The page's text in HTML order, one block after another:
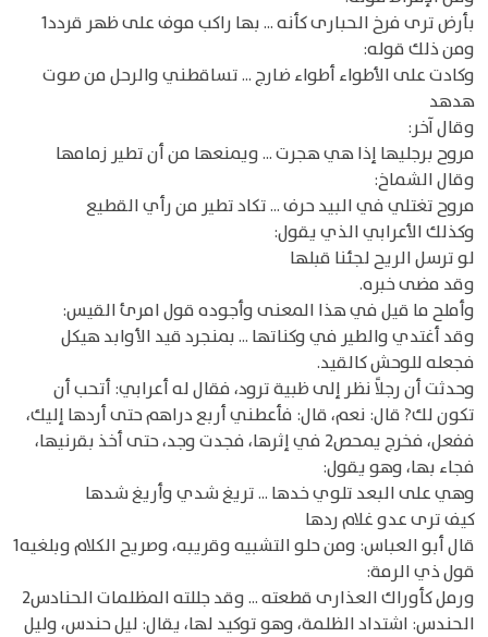
بأرض ترى فرخ الحبارى كأنه ... بها راكب موف على ظهر قردد1
ومن ذلك قوله:
وكادت على الأطواء أطواء ضارج ... تساقطني والرحل من صوت
هدهد
وقال آخر:
مروح برجليها إذا هي هجرت ... ويمنعها من أن تطير زمامها
وقال الشماخ:
مروح تغتلي في البيد حرف ... تكاد تطير من رأي القطيع
وكذلك الأعرابي الذي يقول:
لو ترسل الريح لجئنا قبلها
وقد مضى خبره.
وأملح ما قيل في هذا المعنى وأجوده قول امرئ القيس:
وقد أغتدي والطير في وكناتها ... بمنجرد قيد الأوابد هيكل
فجعله للوحش كالقيد.
وحدثت أن رجلاً نظر إلى ظبية ترود، فقال له أعرابي: أتحب أن
تكون لك? قال: نعم، قال: فأعطني أربع دراهم حتى أردها إليك،
ففعل، فخرج يمحص2 في إثرها، فجدت وجد، حتى أخذ بقرنيها،
فجاء بها، وهو يقول:
وهي على البعد تلوي خدها ... تريغ شدي وأريغ شدها
كيف ترى عدو غلام ردها
قال أبو العباس: ومن حلو التشبيه وقريبه، وصريح الكلام وبلغيه1
قول ذي الرمة:
ورمل كأوراك العذارى قطعته ... وقد جللته المظلمات الحنادس2
الحندس: اشتداد الظلمة، وهو توكيد لها، يقال: ليل حندس، وليل